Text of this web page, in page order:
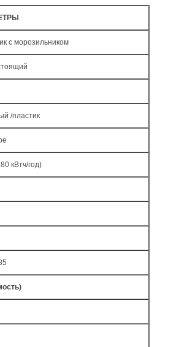
с морозильником
/пластик
кВтч/год)